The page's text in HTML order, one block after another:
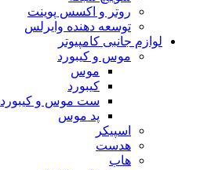
روتر و اکسس پوینت
توسعه دهنده وایرلس
لوازم جانبی کامپیوتر
موس و کیبورد
موس
کیبورد
ست موس و کیبورد
پد موس
اسپیکر
هدست
هاب